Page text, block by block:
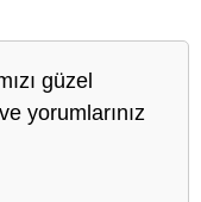
güzel
yorumlarınız